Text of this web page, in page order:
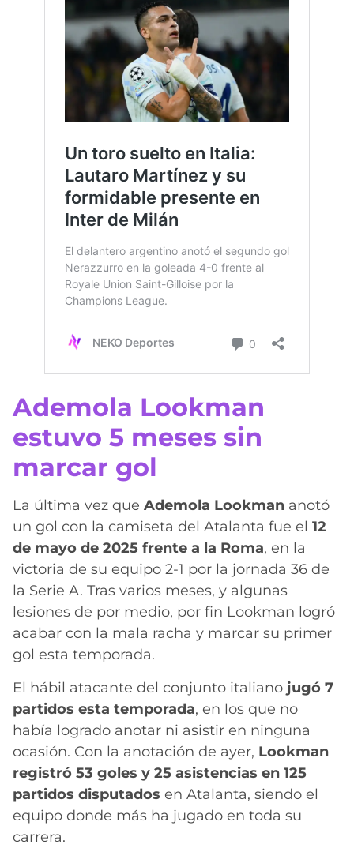
Ademola Lookman
estuvo 5 meses sin
marcar gol
La última vez que Ademola Lookman anotó
un gol con la camiseta del Atalanta fue el 12
de mayo de 2025 frente a la Roma, en la
victoria de su equipo 2-1 por la jornada 36 de
la Serie A. Tras varios meses, y algunas
lesiones de por medio, por fin Lookman logró
acabar con la mala racha y marcar su primer
gol esta temporada.
El hábil atacante del conjunto italiano jugó 7
partidos esta temporada, en los que no
había logrado anotar ni asistir en ninguna
ocasión. Con la anotación de ayer, Lookman
registró 53 goles y 25 asistencias en 125
partidos disputados en Atalanta, siendo el
equipo donde más ha jugado en toda su
carrera.